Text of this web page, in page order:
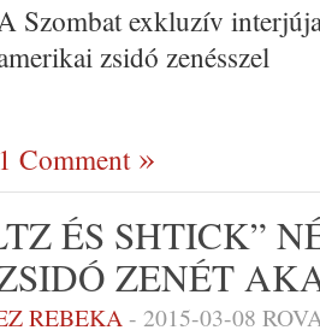
Szombat exkluzív
zsidó zenésszel
1 Comment
ÉS SHTICK”
ZENÉT
REBEKA- 2015-03-08